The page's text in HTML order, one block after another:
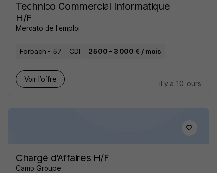
Technico Commercial Informatique
H/F
Mercato de l'emploi
Forbach - 57 CDI 2 500 - 3 000 € / mois
Voir l’offre
il y a 10 jours
Chargé d'Affaires H/F
Camo Groupe